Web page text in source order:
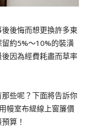
後悔而想更換許多東
留約5%～10%的裝潢
因為經費耗盡而草率
些呢？下面將告訴你
幔室布緹線上窗簾價
算！